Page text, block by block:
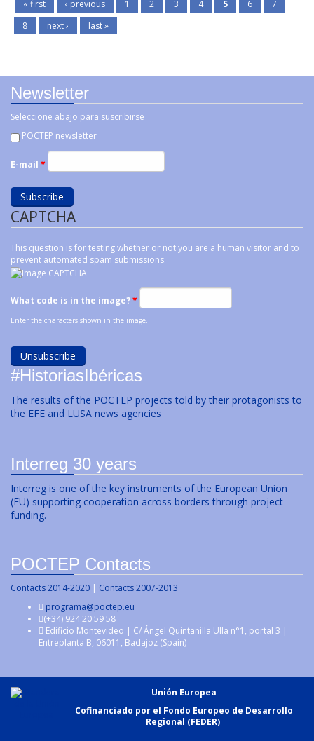
« first ‹ previous 1 2 3 4 5 6
7
8
next › last »
Newsletter
Seleccione abajo para suscribirse
POCTEP newsletter
E-mail *
CAPTCHA
This question is for testing whether or not you are a human visitor and to
prevent automated spam submissions.
What code is in the image?*
Enter the characters shown in the image.
#HistoriasIbéricas
The results of the POCTEP projects told by their protagonists to
the EFE and LUSA news agencies
Interreg 30 years
Interreg is one of the key instruments of the European Union
(EU) supporting cooperation across borders through project
funding.
POCTEP Contacts
Contacts 2014-2020 | Contacts 2007-2013
programa@poctep.eu
(+34) 924 20 59 58
Edificio Montevideo | C/ Ángel Quintanilla Ulla n°1, portal 3 |
Entreplanta B, 06011, Badajoz (Spain)
Unión Europea
Cofinanciado por el Fondo Europeo de Desarrollo
Regional (FEDER)